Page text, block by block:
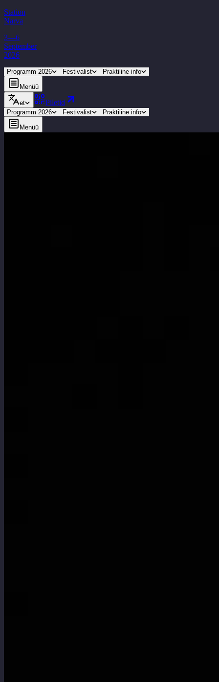
Station
Narva
3—6
September
2026
Programm 2026 Festivalist Praktiline info
Menüü
et Piletid
Programm 2026 Festivalist Praktiline info
Menüü